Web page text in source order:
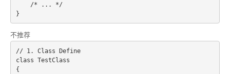
    /* ... */
不推荐
// 1. Class Define
class TestClass
{